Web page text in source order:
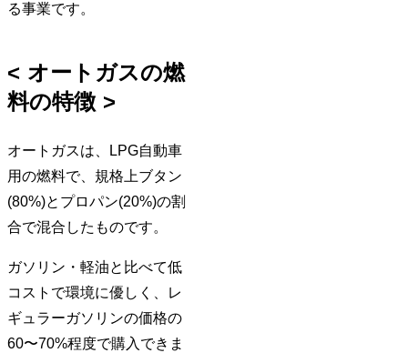
る事業です。
オートガスの燃
料の特徴
オートガスは、LPG自動車
用の燃料で、規格上ブタン
(80%)とプロパン(20%)の割
合で混合したものです。
ガソリン・軽油と比べて低
コストで環境に優しく、レ
ギュラーガソリンの価格の
60〜70%程度で購入できま